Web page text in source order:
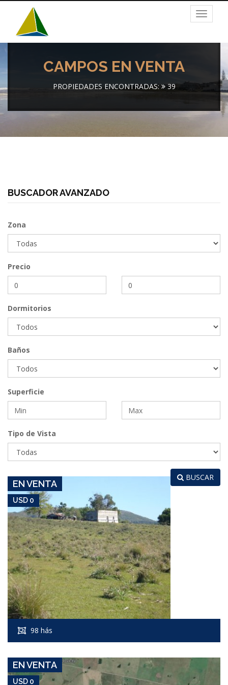
Toggle
CAMPOS EN VENTA
PROPIEDADES ENCONTRADAS: 39
BUSCADOR AVANZADO
Zona
Precio
Dormitorios
Baños
Superficie
Tipo de Vista
BUSCAR
USD 0
EN VENTA
USD 0
98 hás
USD 0
Campo #4890
EN VENTA
USD 0